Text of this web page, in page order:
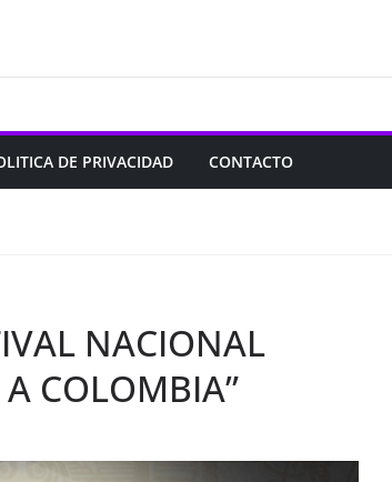
DE PRIVACIDAD CONTACTO
NACIONAL
COLOMBIA”